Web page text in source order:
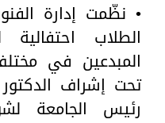
• نظّمت إدارة
الطلاب
المبدعين في
تحت إشراف
رئيس الجامعة